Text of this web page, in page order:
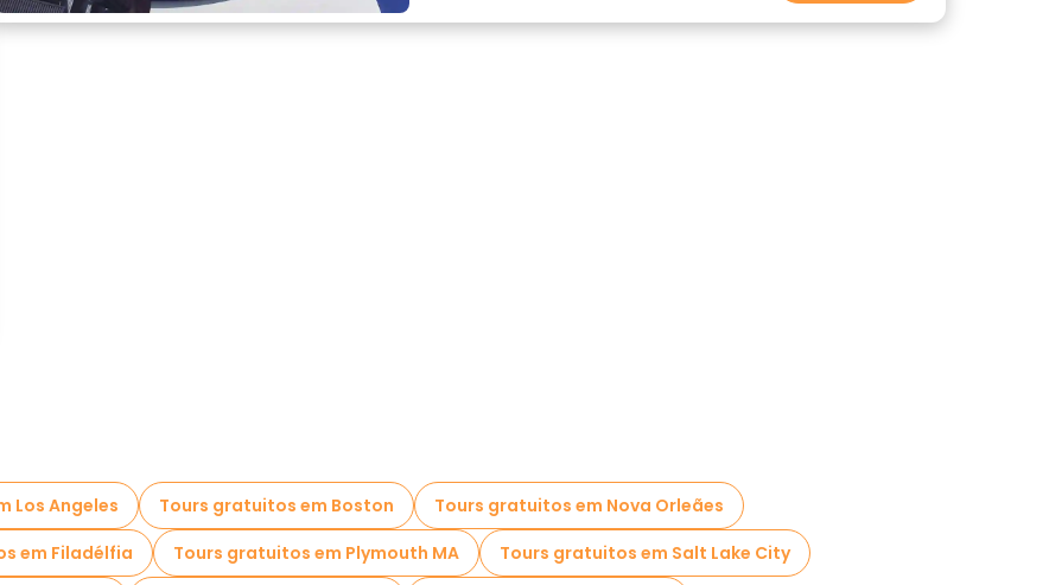
Los Angeles Tours gratuitos em Boston
Tours gratuitos em Nova Orleães
em Filadélfia Tours gratuitos em Plymouth MA
Tours gratuitos em Salt Lake City